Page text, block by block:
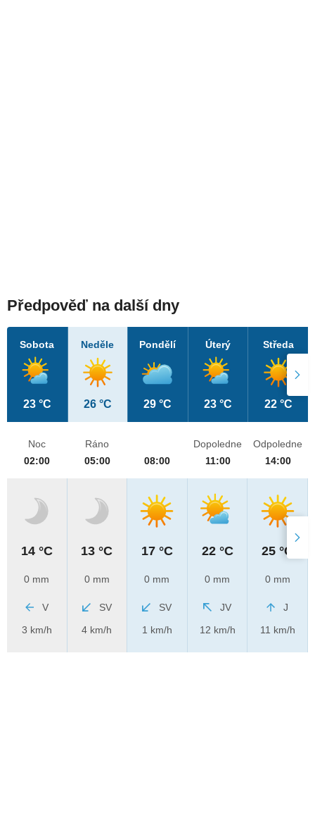
Předpověď na další dny
Sobota
23 °C
Neděle
26 °C
Pondělí
29 °C
Úterý
23 °C
Středa
22 °C
Noc
02:00
14 °C
0 mm
V
3 km/h
Ráno
05:00
13 °C
0 mm
SV
4 km/h
08:00
17 °C
0 mm
SV
1 km/h
Dopoledne
11:00
22 °C
0 mm
JV
12 km/h
Odpoledne
14:00
25 °C
0 mm
J
11 km/h